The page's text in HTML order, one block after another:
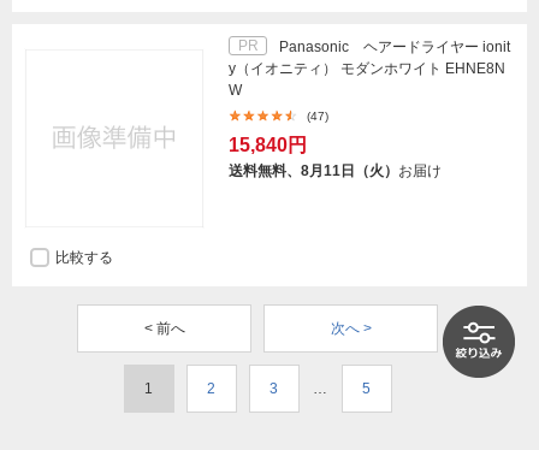
PR
Panasonic ヘアードライヤー ionit
y（イオニティ） モダンホワイト EHNE8N
W
(47)
15,840円
送料無料、8月11日（火） お届け
比較する
< 前へ 次へ >
1 2 3 … 5